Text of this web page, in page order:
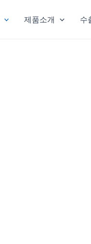
제품소개 수